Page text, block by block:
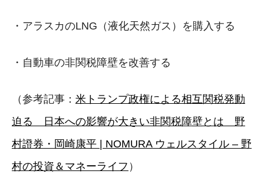
・アラスカのLNG（液化天然ガス）を購入する
・自動車の非関税障壁を改善する
（参考記事： 米トランプ政権による相互関税発動
迫る 日本への影響が大きい非関税障壁とは 野
村證券・岡崎康平 | NOMURA ウェルスタイル – 野
村の投資＆マネーライフ ）